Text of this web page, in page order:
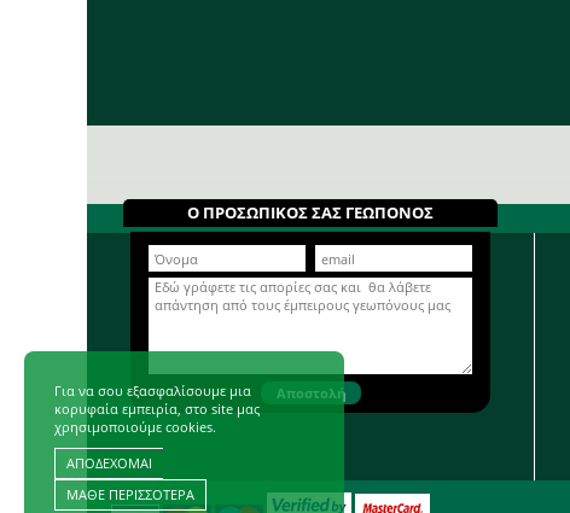
Ο ΠΡΟΣΩΠΙΚΟΣ ΣΑΣ ΓΕΩΠΟΝΟΣ
Για να σου εξασφαλίσουμε μια
κορυφαία εμπειρία, στο site μας
χρησιμοποιούμε cookies.
ΑΠΟΔΕΧΟΜΑΙ
ΜΑΘΕ ΠΕΡΙΣΣΟΤΕΡΑ